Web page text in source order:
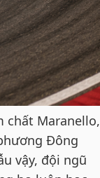
chất Maranello,
Đông
vậy, đội ngũ